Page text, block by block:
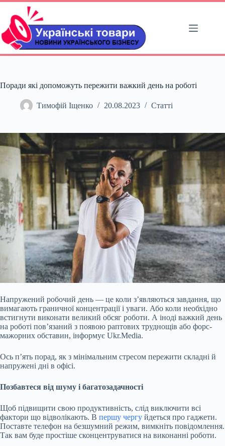
Перейти
вмісту
Поради які допоможуть пережити важкий день на роботі
Тимофій Іщенко 20.08.2023 Статті
Напружений робочий день — це коли з’являються завдання, що
вимагають граничної концентрації і уваги. Або коли необхідно
встигнути виконати великий обсяг роботи. А іноді важкий день
на роботі пов’язаний з появою раптових труднощів або форс-
мажорних обставин, інформує Ukr.Media.
Ось п’ять порад, як з мінімальним стресом пережити складні й
напружені дні в офісі.
Позбавтеся від шуму і багатозадачності
Щоб підвищити свою продуктивність, слід виключити всі
фактори що відволікають. В першу чергу йдеться про гаджети.
Поставте телефон на безшумний режим, вимкніть повідомлення.
Так вам буде простіше сконцентруватися на виконанні роботи.